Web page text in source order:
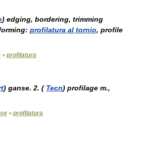
) edging, bordering, trimming
profilatura al tornio, profile
>profilatura
) ganse. 2. ( Tecn) profilage m.,
>profilatura